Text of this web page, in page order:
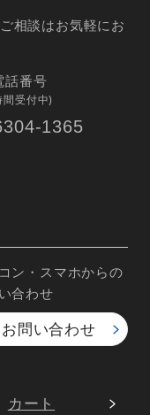
相談はお気軽にお
話番号
受付中)
1365
ン・スマホからの
合わせ
お問い合わせ
カート